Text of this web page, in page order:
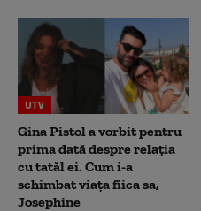
UTV
Gina Pistol a vorbit pentru
prima dată despre relația
cu tatăl ei. Cum i-a
schimbat viața fiica sa,
Josephine